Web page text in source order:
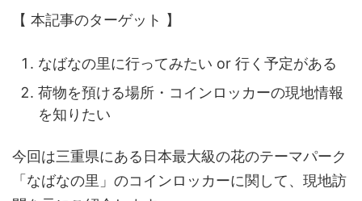
【 本記事のターゲット 】
なばなの里に行ってみたい or 行く予定がある
荷物を預ける場所・コインロッカーの現地情報
を知りたい
今回は三重県にある日本最大級の花のテーマパーク
「なばなの里」のコインロッカーに関して、現地訪